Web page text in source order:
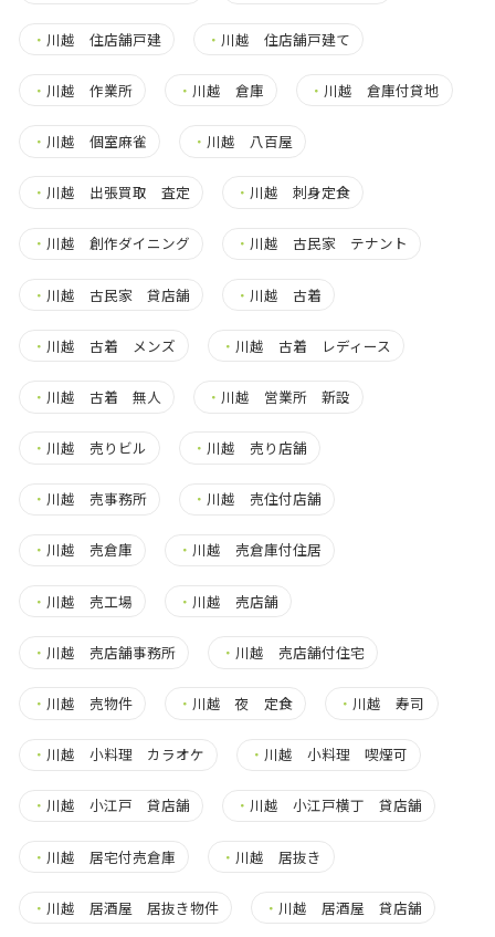
・ 川越 住店舗戸建 ・ 川越 住店舗戸建て
・ 川越 作業所 ・ 川越 倉庫 ・ 川越 倉庫付貸地
・ 川越 個室麻雀 ・ 川越 八百屋
・ 川越 出張買取 査定 ・ 川越 刺身定食
・ 川越 創作ダイニング ・ 川越 古民家 テナント
・ 川越 古民家 貸店舗 ・ 川越 古着
・ 川越 古着 メンズ ・ 川越 古着 レディース
・ 川越 古着 無人 ・ 川越 営業所 新設
・ 川越 売りビル ・ 川越 売り店舗
・ 川越 売事務所 ・ 川越 売住付店舗
・ 川越 売倉庫 ・ 川越 売倉庫付住居
・ 川越 売工場 ・ 川越 売店舗
・ 川越 売店舗事務所 ・ 川越 売店舗付住宅
・ 川越 売物件 ・ 川越 夜 定食 ・ 川越 寿司
・ 川越 小料理 カラオケ ・ 川越 小料理 喫煙可
・ 川越 小江戸 貸店舗 ・ 川越 小江戸横丁 貸店舗
・ 川越 居宅付売倉庫 ・ 川越 居抜き
・ 川越 居酒屋 居抜き物件 ・ 川越 居酒屋 貸店舗